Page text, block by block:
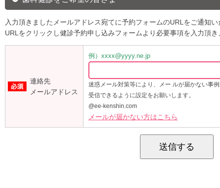
入力頂きましたメールアドレス宛てに予約フォームのURLをご通知
URLをクリックし健診予約申し込みフォームより必要事項を入力頂
連絡先
メールアドレス
例）xxxx@yyyy.ne.jp
迷惑メール対策等により、メー ルが届かない事
受信できるように設定をお願いします。
@ee-kenshin.com
メールが届かない方はこちら